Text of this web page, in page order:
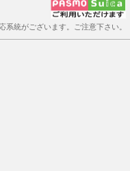
統がございます。ご注意下さい。